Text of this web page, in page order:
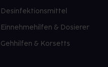
Desinfektionsmittel
Einnehmehilfen & Dosierer
Gehhilfen & Korsetts